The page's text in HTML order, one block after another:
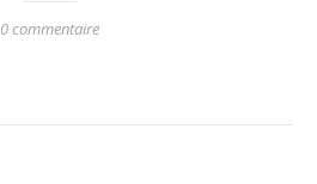
0 commentaire